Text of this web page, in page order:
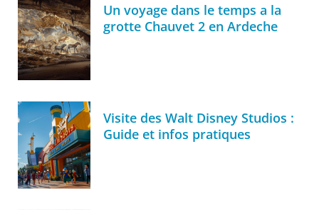
Un voyage dans le temps a la
grotte Chauvet 2 en Ardeche
Visite des Walt Disney Studios :
Guide et infos pratiques